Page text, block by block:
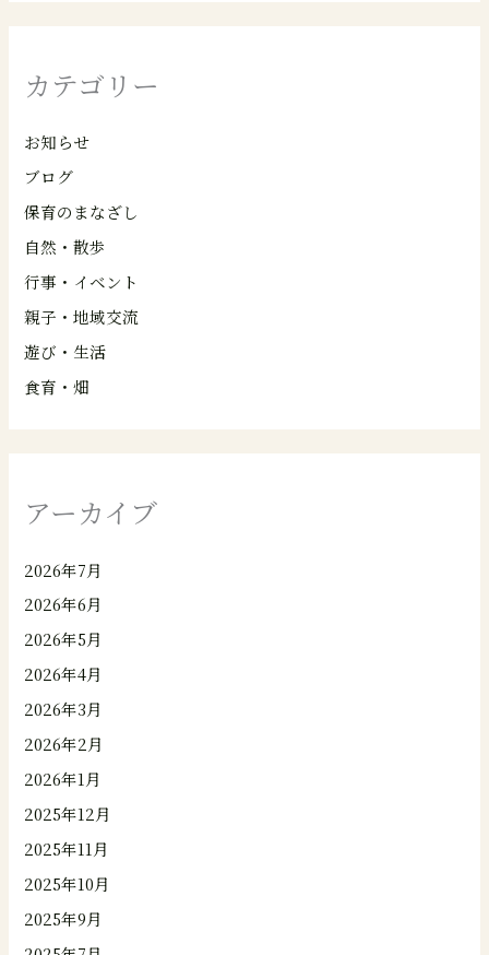
カテゴリー
お知らせ
ブログ
保育のまなざし
自然・散歩
行事・イベント
親子・地域交流
遊び・生活
食育・畑
アーカイブ
2026年7月
2026年6月
2026年5月
2026年4月
2026年3月
2026年2月
2026年1月
2025年12月
2025年11月
2025年10月
2025年9月